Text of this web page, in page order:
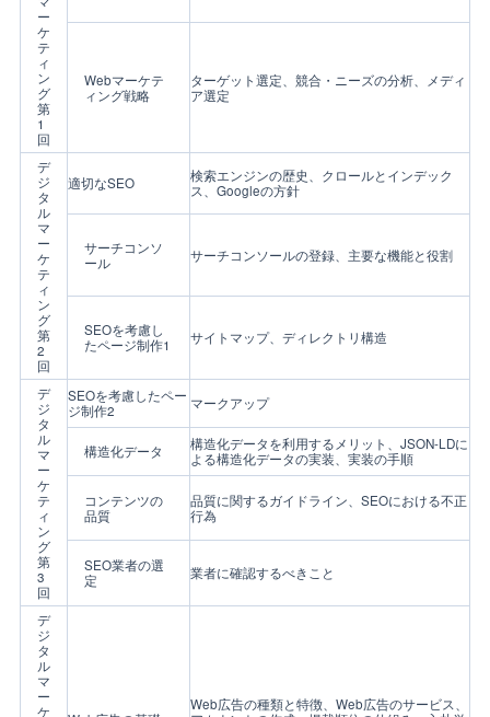
ー
ケ
テ
ィ
ン
グ
第
1
回
Webマーケテ
ィング戦略
ターゲット選定、競合・ニーズの分析、メディ
ア選定
デ
ジ
タ
ル
マ
ー
ケ
テ
ィ
ン
グ
第
2
回
適切なSEO
検索エンジンの歴史、クロールとインデック
ス、Googleの方針
サーチコンソ
ール
サーチコンソールの登録、主要な機能と役割
SEOを考慮し
たページ制作1
サイトマップ、ディレクトリ構造
デ
ジ
タ
ル
マ
ー
ケ
テ
ィ
ン
グ
第
3
回
SEOを考慮したペー
ジ制作2
マークアップ
構造化データ
構造化データを利用するメリット、JSON-LDに
よる構造化データの実装、実装の手順
コンテンツの
品質
品質に関するガイドライン、SEOにおける不正
行為
SEO業者の選
定
業者に確認するべきこと
デ
ジ
タ
ル
マ
ー
ケ
Web広告の種類と特徴、Web広告のサービス、